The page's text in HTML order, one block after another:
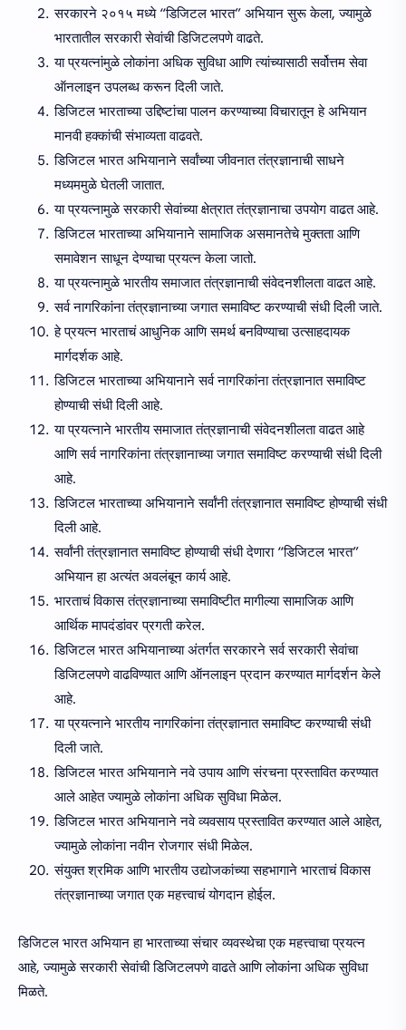
सरकारने २०१५ मध्ये “डिजिटल भारत” अभियान सुरू केला, ज्यामुळे
भारतातील सरकारी सेवांची डिजिटलपणे वाढते.
या प्रयत्नांमुळे लोकांना अधिक सुविधा आणि त्यांच्यासाठी सर्वोत्तम सेवा
ऑनलाइन उपलब्ध करून दिली जाते.
डिजिटल भारताच्या उद्दिष्टांचा पालन करण्याच्या विचारातून हे अभियान
मानवी हक्कांची संभाव्यता वाढवते.
डिजिटल भारत अभियानाने सर्वांच्या जीवनात तंत्रज्ञानाची साधने
मध्यममुळे घेतली जातात.
या प्रयत्नामुळे सरकारी सेवांच्या क्षेत्रात तंत्रज्ञानाचा उपयोग वाढत आहे.
डिजिटल भारताच्या अभियानाने सामाजिक असमानतेचे मुक्तता आणि
समावेशन साधून देण्याचा प्रयत्न केला जातो.
या प्रयत्नामुळे भारतीय समाजात तंत्रज्ञानाची संवेदनशीलता वाढत आहे.
सर्व नागरिकांना तंत्रज्ञानाच्या जगात समाविष्ट करण्याची संधी दिली जाते.
हे प्रयत्न भारताचं आधुनिक आणि समर्थ बनविण्याचा उत्साहदायक
मार्गदर्शक आहे.
डिजिटल भारताच्या अभियानाने सर्व नागरिकांना तंत्रज्ञानात समाविष्ट
होण्याची संधी दिली आहे.
या प्रयत्नाने भारतीय समाजात तंत्रज्ञानाची संवेदनशीलता वाढत आहे
आणि सर्व नागरिकांना तंत्रज्ञानाच्या जगात समाविष्ट करण्याची संधी दिली
आहे.
डिजिटल भारताच्या अभियानाने सर्वांनी तंत्रज्ञानात समाविष्ट होण्याची संधी
दिली आहे.
सर्वांनी तंत्रज्ञानात समाविष्ट होण्याची संधी देणारा “डिजिटल भारत”
अभियान हा अत्यंत अवलंबून कार्य आहे.
भारताचं विकास तंत्रज्ञानाच्या समाविष्टीत मागील्या सामाजिक आणि
आर्थिक मापदंडांवर प्रगती करेल.
डिजिटल भारत अभियानाच्या अंतर्गत सरकारने सर्व सरकारी सेवांचा
डिजिटलपणे वाढविण्यात आणि ऑनलाइन प्रदान करण्यात मार्गदर्शन केले
आहे.
या प्रयत्नाने भारतीय नागरिकांना तंत्रज्ञानात समाविष्ट करण्याची संधी
दिली जाते.
डिजिटल भारत अभियानाने नवे उपाय आणि संरचना प्रस्तावित करण्यात
आले आहेत ज्यामुळे लोकांना अधिक सुविधा मिळेल.
डिजिटल भारत अभियानाने नवे व्यवसाय प्रस्तावित करण्यात आले आहेत,
ज्यामुळे लोकांना नवीन रोजगार संधी मिळेल.
संयुक्त श्रमिक आणि भारतीय उद्योजकांच्या सहभागाने भारताचं विकास
तंत्रज्ञानाच्या जगात एक महत्त्वाचं योगदान होईल.
डिजिटल भारत अभियान हा भारताच्या संचार व्यवस्थेचा एक महत्त्वाचा प्रयत्न
आहे, ज्यामुळे सरकारी सेवांची डिजिटलपणे वाढते आणि लोकांना अधिक सुविधा
मिळते.